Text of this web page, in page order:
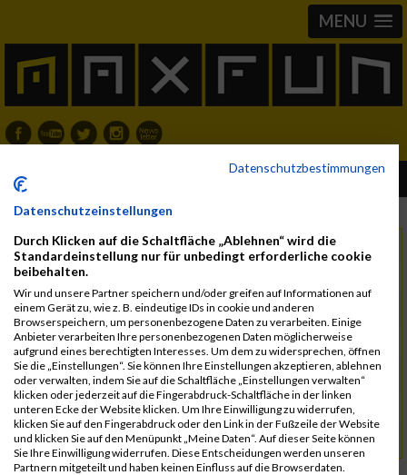
MENU
Dornbirner Stadtlauf 13.06.2025
Datum Freitag, 13. Juni 2025
Region
Land Österreich
Distanz div.
10 km, 5 km, Lauf
Kontakt office@ssv.at
URL my.raceresult.com
Datenschutzbestimmungen
Datenschutzeinstellungen
Durch Klicken auf die Schaltfläche „Ablehnen“ wird die
Standardeinstellung nur für unbedingt erforderliche cookie
beibehalten.
Wir und unsere Partner speichern und/oder greifen auf Informationen auf
einem Gerät zu, wie z. B. eindeutige IDs in cookie und anderen
Browserspeichern, um personenbezogene Daten zu verarbeiten. Einige
Anbieter verarbeiten Ihre personenbezogenen Daten möglicherweise
aufgrund eines berechtigten Interesses. Um dem zu widersprechen, öffnen
Sie die „Einstellungen“. Sie können Ihre Einstellungen akzeptieren, ablehnen
oder verwalten, indem Sie auf die Schaltfläche „Einstellungen verwalten“
klicken oder jederzeit auf die Fingerabdruck-Schaltfläche in der linken
unteren Ecke der Website klicken. Um Ihre Einwilligung zu widerrufen,
klicken Sie auf den Fingerabdruck oder den Link in der Fußzeile der Website
und klicken Sie auf den Menüpunkt „Meine Daten“. Auf dieser Seite können
Sie Ihre Einwilligung widerrufen. Diese Entscheidungen werden unseren
Partnern mitgeteilt und haben keinen Einfluss auf die Browserdaten.